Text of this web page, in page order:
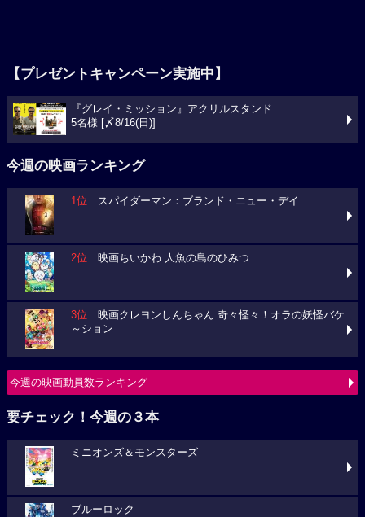
【プレゼントキャンペーン実施中】
『グレイ・ミッション』アクリルスタンド
5名様 [〆8/16(日)]
今週の映画ランキング
1位 スパイダーマン：ブランド・ニュー・デイ
2位 映画ちいかわ 人魚の島のひみつ
3位 映画クレヨンしんちゃん 奇々怪々！オラの妖怪バケ
～ション
今週の映画動員数ランキング
要チェック！今週の３本
ミニオンズ＆モンスターズ
ブルーロック